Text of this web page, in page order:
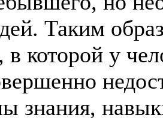
Таким
в которой у
знания,